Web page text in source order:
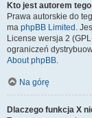
Kto jest autorem
Prawa autorskie do
ma phpBB Limited .
License wersja 2
ograniczeń
About phpBB.
Na górę
Dlaczego funkcja X